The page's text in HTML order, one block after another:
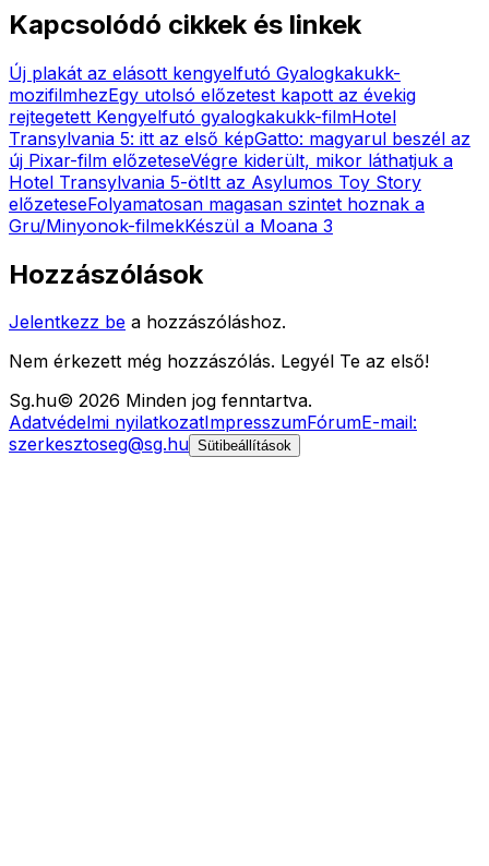
Kapcsolódó cikkek és linkek
Új plakát az elásott kengyelfutó Gyalogkakukk-
mozifilmhezEgy utolsó előzetest kapott az évekig
rejtegetett Kengyelfutó gyalogkakukk-filmHotel
Transylvania 5: itt az első képGatto: magyarul beszél az
új Pixar-film előzeteseVégre kiderült, mikor láthatjuk a
Hotel Transylvania 5-ötItt az Asylumos Toy Story
előzeteseFolyamatosan magasan szintet hoznak a
Gru/Minyonok-filmekKészül a Moana 3
Hozzászólások
Jelentkezz be a hozzászóláshoz.
Nem érkezett még hozzászólás. Legyél Te az első!
Sg.hu© 2026 Minden jog fenntartva.
Adatvédelmi nyilatkozatImpresszumFórumE-mail:
szerkesztoseg@sg.hu Sütibeállítások